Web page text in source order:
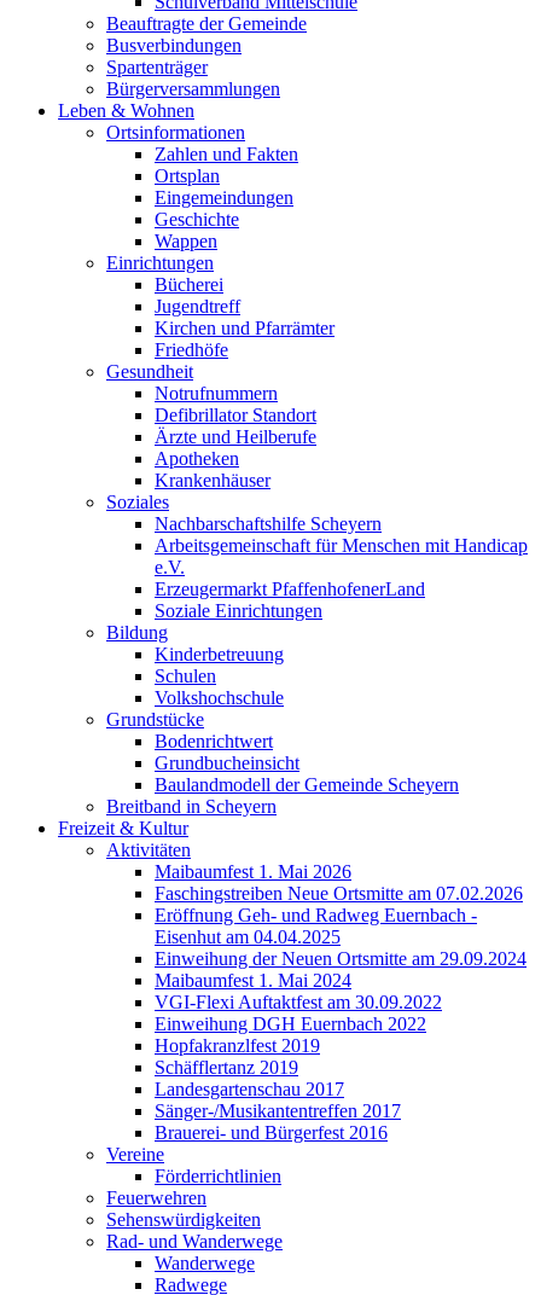
Beauftragte der Gemeinde
Busverbindungen
Spartenträger
Bürgerversammlungen
Leben & Wohnen
Ortsinformationen
Zahlen und Fakten
Ortsplan
Eingemeindungen
Geschichte
Wappen
Einrichtungen
Bücherei
Jugendtreff
Kirchen und Pfarrämter
Friedhöfe
Gesundheit
Notrufnummern
Defibrillator Standort
Ärzte und Heilberufe
Apotheken
Krankenhäuser
Soziales
Nachbarschaftshilfe Scheyern
Arbeitsgemeinschaft für Menschen mit Handicap
e.V.
Erzeugermarkt PfaffenhofenerLand
Soziale Einrichtungen
Bildung
Kinderbetreuung
Schulen
Volkshochschule
Grundstücke
Bodenrichtwert
Grundbucheinsicht
Baulandmodell der Gemeinde Scheyern
Breitband in Scheyern
Freizeit & Kultur
Aktivitäten
Maibaumfest 1. Mai 2026
Faschingstreiben Neue Ortsmitte am 07.02.2026
Eröffnung Geh- und Radweg Euernbach -
Eisenhut am 04.04.2025
Einweihung der Neuen Ortsmitte am 29.09.2024
Maibaumfest 1. Mai 2024
VGI-Flexi Auftaktfest am 30.09.2022
Einweihung DGH Euernbach 2022
Hopfakranzlfest 2019
Schäfflertanz 2019
Landesgartenschau 2017
Sänger-/Musikantentreffen 2017
Brauerei- und Bürgerfest 2016
Vereine
Förderrichtlinien
Feuerwehren
Sehenswürdigkeiten
Rad- und Wanderwege
Wanderwege
Radwege